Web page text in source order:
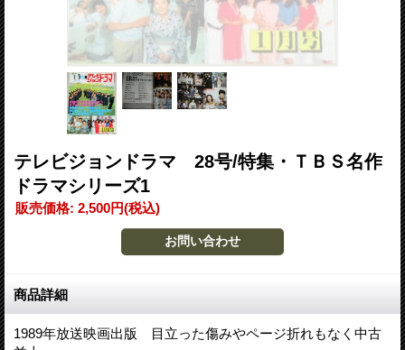
テレビジョンドラマ 28号/特集・ＴＢＳ名作
ドラマシリーズ1
販売価格: 2,500円(税込)
商品詳細
1989年放送映画出版 目立った傷みやページ折れもなく中古